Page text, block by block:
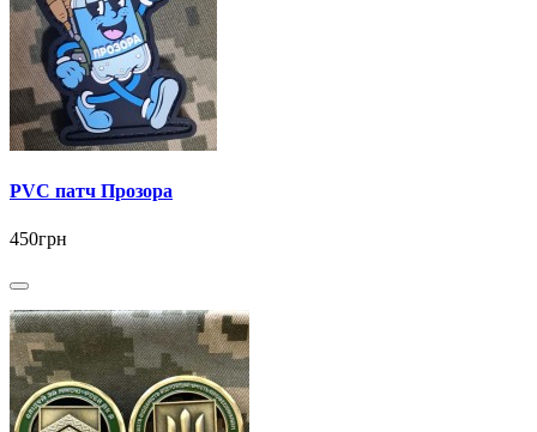
PVC патч Прозора
450грн